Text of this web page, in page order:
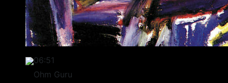
06:51
Ohm Guru